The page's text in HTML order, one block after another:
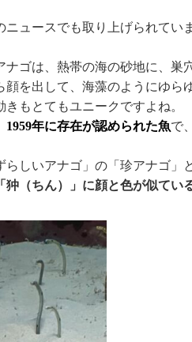
ニュースでも取り上げられてい
ナゴは、熱帯の海の砂地に、巣
顔を出して、海藻のようにゆら
きもとてもユニークですよね。
1959年に存在が認められた魚で
らしいアナゴ」の「珍アナゴ」
狆（ちん）」に顔と色が似てい